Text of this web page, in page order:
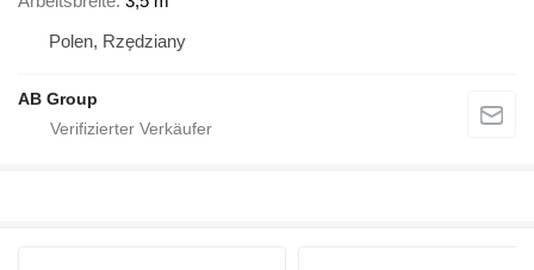
Polen, Rzędziany
AB Group